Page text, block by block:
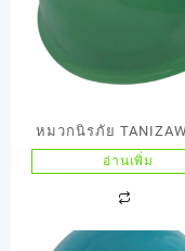
หมวกนิรภัย
148 EPZ เนื้อวัสดุ ABS
อ่านเพิ่ม